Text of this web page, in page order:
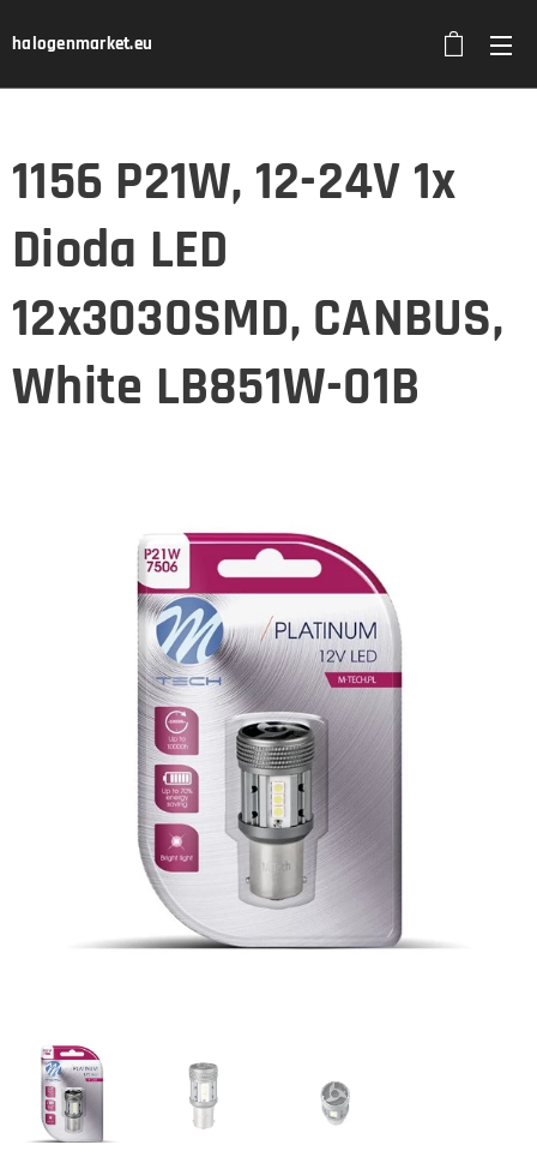
halogenmarket.eu
1156 P21W, 12-24V 1x
Dioda LED
12x3030SMD, CANBUS,
White LB851W-01B